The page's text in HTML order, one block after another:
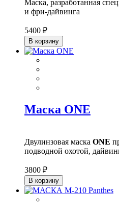
Маска, разработанная
и фри-дайвинга
5400 ₽
В корзину
Маска ONE
Двулинзовая маска ONE
подводной охотой,
3800 ₽
В корзину